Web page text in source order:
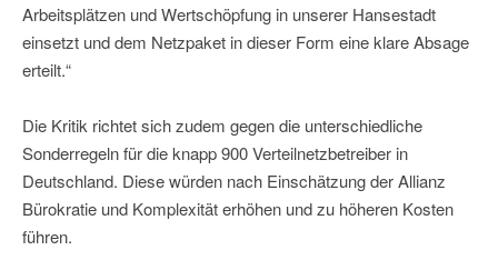
Arbeitsplätzen und Wertschöpfung in unserer Hansestadt
einsetzt und dem Netzpaket in dieser Form eine klare Absage
erteilt.“
Die Kritik richtet sich zudem gegen die unterschiedliche
Sonderregeln für die knapp 900 Verteilnetzbetreiber in
Deutschland. Diese würden nach Einschätzung der Allianz
Bürokratie und Komplexität erhöhen und zu höheren Kosten
führen.